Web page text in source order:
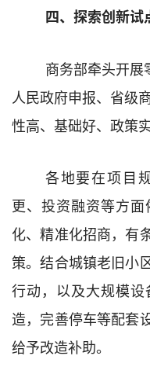
四、探索创新试
商务部牵头开展
人民政府申报、省级
性高、基础好、政策
各地要在项目
更、投资融资等方面
化、精准化招商， 有
策。结合城镇老旧小
行动，以及大规模
造，完善停车等配套
给予改造补助。